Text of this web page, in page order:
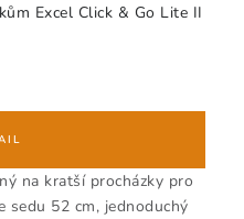
Excel Click & Go Lite II
na kratší procházky pro
sedu 52 cm, jednoduchý